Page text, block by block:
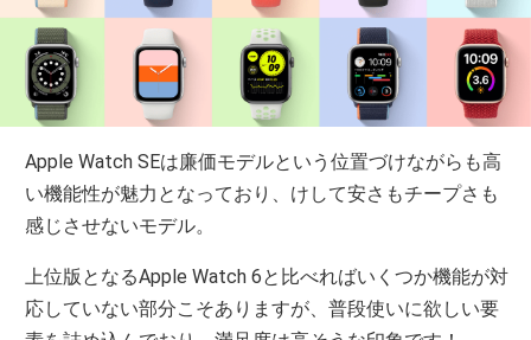
Apple Watch SEは廉価モデルという位置づけながらも高
い機能性が魅力となっており、けして安さもチープさも
感じさせないモデル。
上位版となるApple Watch 6と比べればいくつか機能が対
応していない部分こそありますが、普段使いに欲しい要